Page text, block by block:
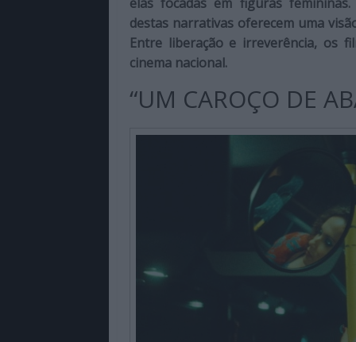
qualidade
com
enfoque
cultura
destas narrativas oferecem uma
Entre liberação e irreverência, os
cinema nacional.
“UM CAROÇO DE